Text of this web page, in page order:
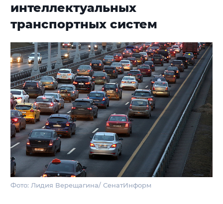
интеллектуальных
транспортных систем
Фото: Лидия Верещагина/ СенатИнформ